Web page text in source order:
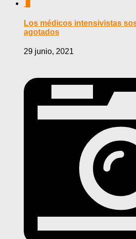
Los médicos intensivistas
agotados
29 junio, 2021